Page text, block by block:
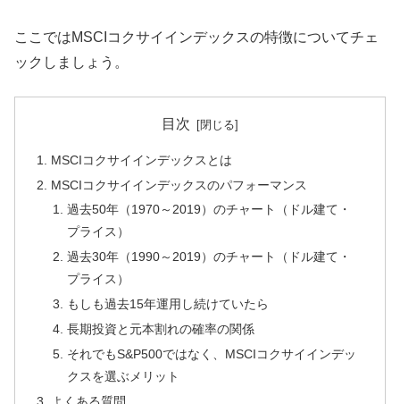
ここではMSCIコクサイインデックスの特徴についてチェ
ックしましょう。
目次
MSCIコクサイインデックスとは
MSCIコクサイインデックスのパフォーマンス
過去50年（1970～2019）のチャート（ドル建て・
プライス）
過去30年（1990～2019）のチャート（ドル建て・
プライス）
もしも過去15年運用し続けていたら
長期投資と元本割れの確率の関係
それでもS&P500ではなく、MSCIコクサイインデッ
クスを選ぶメリット